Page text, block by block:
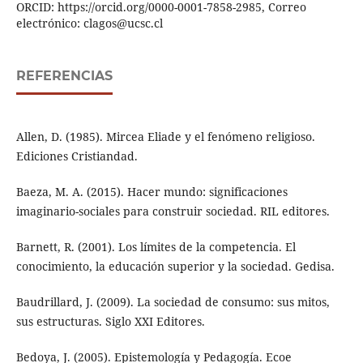
ORCID: https://orcid.org/0000-0001-7858-2985, Correo
electrónico: clagos@ucsc.cl
REFERENCIAS
Allen, D. (1985). Mircea Eliade y el fenómeno religioso.
Ediciones Cristiandad.
Baeza, M. A. (2015). Hacer mundo: significaciones
imaginario-sociales para construir sociedad. RIL editores.
Barnett, R. (2001). Los límites de la competencia. El
conocimiento, la educación superior y la sociedad. Gedisa.
Baudrillard, J. (2009). La sociedad de consumo: sus mitos,
sus estructuras. Siglo XXI Editores.
Bedoya, J. (2005). Epistemología y Pedagogía. Ecoe